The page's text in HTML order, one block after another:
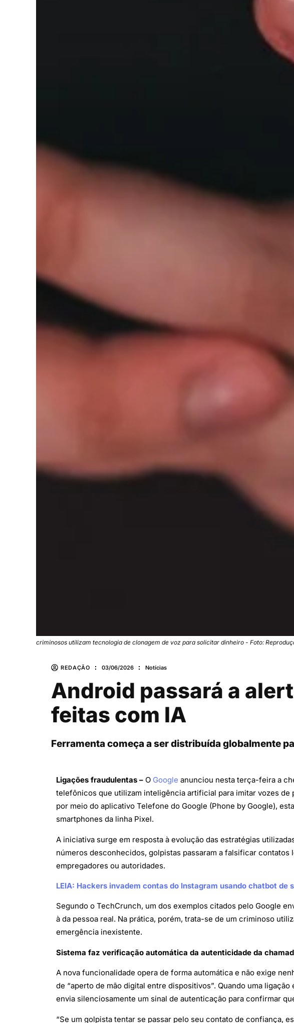
criminosos utilizam tecnologia de clonagem de voz para solicitar dinheiro - Foto:
REDAÇÃO 03/06/2026 Notícias
Android passará a
feitas com IA
Ferramenta começa a ser distribuída globalmente
Ligações fraudulentas – O Google anunciou nesta terça-feira a
telefônicos que utilizam inteligência artificial para imitar vozes
por meio do aplicativo Telefone do Google (Phone by Google),
smartphones da linha Pixel.
A iniciativa surge em resposta à evolução das estratégias
números desconhecidos, golpistas passaram a falsificar
empregadores ou autoridades.
LEIA: Hackers invadem contas do Instagram usando chatbot de
Segundo o TechCrunch, um dos exemplos citados pelo Google
à da pessoa real. Na prática, porém, trata-se de um criminoso
emergência inexistente.
Sistema faz verificação automática da autenticidade da
A nova funcionalidade opera de forma automática e não exige
de “aperto de mão digital entre dispositivos”. Quando uma
envia silenciosamente um sinal de autenticação para confirmar
“Se um golpista tentar se passar pelo seu contato de confiança,